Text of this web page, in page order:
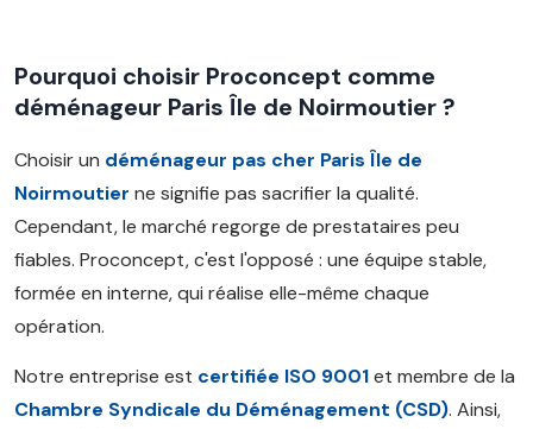
Pourquoi choisir Proconcept comme
déménageur Paris Île de Noirmoutier ?
Choisir un déménageur pas cher Paris Île de
Noirmoutier ne signifie pas sacrifier la qualité.
Cependant, le marché regorge de prestataires peu
fiables. Proconcept, c'est l'opposé : une équipe stable,
formée en interne, qui réalise elle-même chaque
opération.
Notre entreprise est certifiée ISO 9001et membre de la
Chambre Syndicale du Déménagement (CSD). Ainsi,